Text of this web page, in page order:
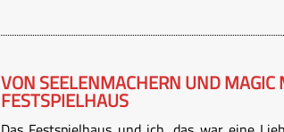
VON SEELENMACHERN UND
FESTSPIELHAUS